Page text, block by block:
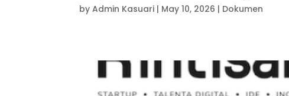
byAdmin Kasuari | May 10, 2026 | Dokumen